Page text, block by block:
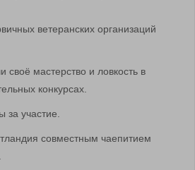
ветеранских организаций
своё мастерство и ловкость в
конкурсах.
за участие.
совместным чаепитием